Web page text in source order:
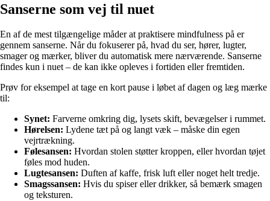
Sanserne som vej til nuet
En af de mest tilgængelige måder at praktisere mindfulness på er
gennem sanserne. Når du fokuserer på, hvad du ser, hører, lugter,
smager og mærker, bliver du automatisk mere nærværende. Sanserne
findes kun i nuet – de kan ikke opleves i fortiden eller fremtiden.
Prøv for eksempel at tage en kort pause i løbet af dagen og læg mærke
til:
Synet: Farverne omkring dig, lysets skift, bevægelser i rummet.
Hørelsen: Lydene tæt på og langt væk – måske din egen
vejrtrækning.
Følesansen: Hvordan stolen støtter kroppen, eller hvordan tøjet
føles mod huden.
Lugtesansen: Duften af kaffe, frisk luft eller noget helt tredje.
Smagssansen: Hvis du spiser eller drikker, så bemærk smagen
og teksturen.